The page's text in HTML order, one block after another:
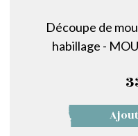
Découpe de
habillage -